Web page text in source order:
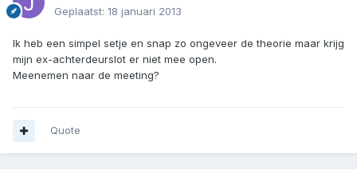
Geplaatst: 18 januari 2013
Ik heb een simpel setje en snap zo ongeveer de theorie maar krijg
mijn ex-achterdeurslot er niet mee open.
Meenemen naar de meeting?
Quote